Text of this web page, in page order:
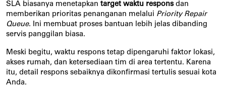
SLA biasanya menetapkan target waktu respons dan
memberikan prioritas penanganan melalui Priority Repair
Queue. Ini membuat proses bantuan lebih jelas dibanding
servis panggilan biasa.
Meski begitu, waktu respons tetap dipengaruhi faktor lokasi,
akses rumah, dan ketersediaan tim di area tertentu. Karena
itu, detail respons sebaiknya dikonfirmasi tertulis sesuai kota
Anda.